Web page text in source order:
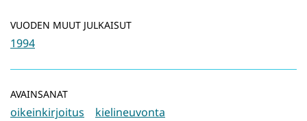
VUODEN MUUT JULKAISUT
1994
AVAINSANAT
oikeinkirjoitus
kielineuvonta